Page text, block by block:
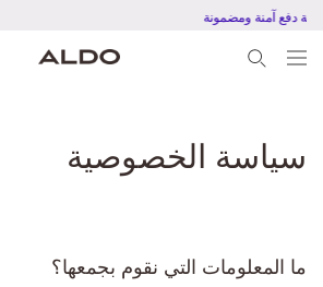
تجربة دفع آمنة ومضمونة
سياسة الخصوصية
ما المعلومات التي نقوم بجمعها؟